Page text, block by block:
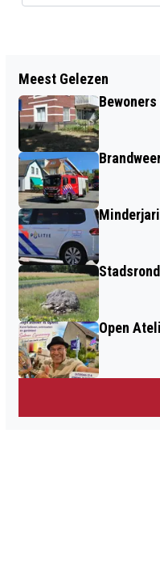
WINST EN VEEL
SKELETONSTER
BENNEKOM
Meest Gelezen
Open